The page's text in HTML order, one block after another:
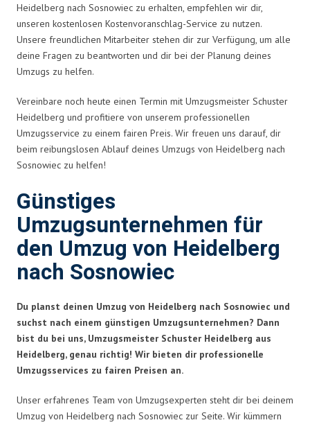
Heidelberg nach Sosnowiec zu erhalten, empfehlen wir dir,
unseren kostenlosen Kostenvoranschlag-Service zu nutzen.
Unsere freundlichen Mitarbeiter stehen dir zur Verfügung, um alle
deine Fragen zu beantworten und dir bei der Planung deines
Umzugs zu helfen.
Vereinbare noch heute einen Termin mit Umzugsmeister Schuster
Heidelberg und profitiere von unserem professionellen
Umzugsservice zu einem fairen Preis. Wir freuen uns darauf, dir
beim reibungslosen Ablauf deines Umzugs von Heidelberg nach
Sosnowiec zu helfen!
Günstiges
Umzugsunternehmen für
den Umzug von Heidelberg
nach Sosnowiec
Du planst deinen Umzug von Heidelberg nach Sosnowiec und
suchst nach einem günstigen Umzugsunternehmen? Dann
bist du bei uns, Umzugsmeister Schuster Heidelberg aus
Heidelberg, genau richtig! Wir bieten dir professionelle
Umzugsservices zu fairen Preisen an.
Unser erfahrenes Team von Umzugsexperten steht dir bei deinem
Umzug von Heidelberg nach Sosnowiec zur Seite. Wir kümmern